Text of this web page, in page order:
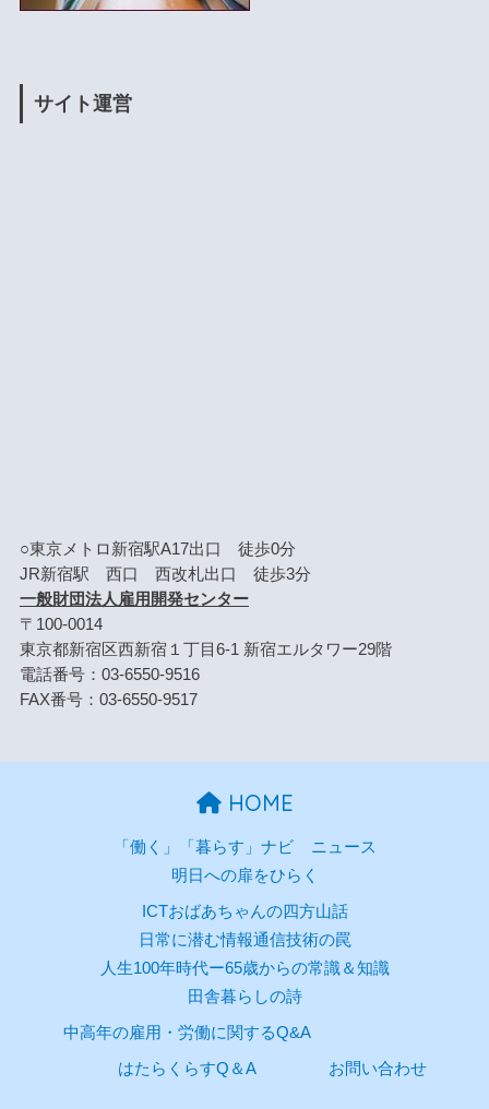
サイト運営
○東京メトロ新宿駅A17出口 徒歩0分
JR新宿駅 西口 西改札出口 徒歩3分
一般財団法人雇用開発センター
〒100-0014
東京都新宿区西新宿１丁目6-1 新宿エルタワー29階
電話番号：03-6550-9516
FAX番号：03-6550-9517
HOME
「働く」「暮らす」ナビ
ニュース
明日への扉をひらく
ICTおばあちゃんの四方山話
日常に潜む情報通信技術の罠
人生100年時代ー65歳からの常識＆知識
田舎暮らしの詩
中高年の雇用・労働に関するQ&A
はたらくらすQ＆A お問い合わせ